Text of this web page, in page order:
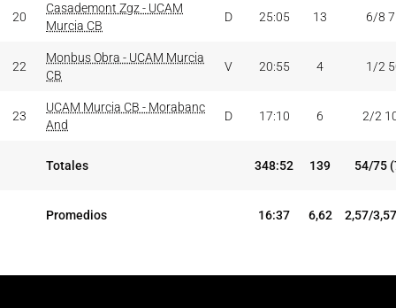
20
Casademont Zgz - UCAM
Murcia CB
D 25:05 13 6/8
22
Monbus Obra - UCAM Murcia
CB
V 20:55 4 1/2
23
UCAM Murcia CB - Morabanc
And
D 17:10 6 2/2
Totales 348:52 139 54/75
Promedios 16:37 6,62 2,57/